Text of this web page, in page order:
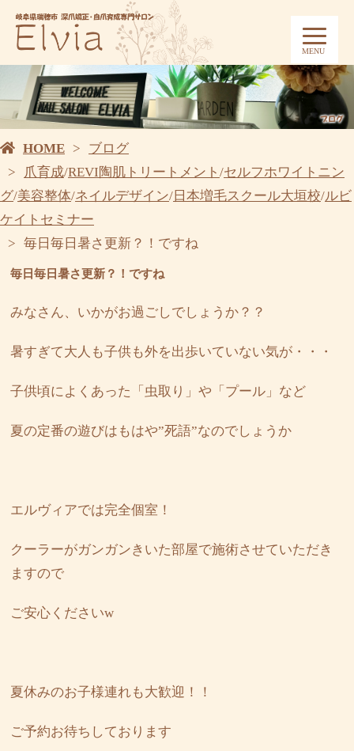
MENU
HOME
ブログ
爪育成/REVI陶肌トリートメント /セルフホワイトニン
グ/美容整体/ネイルデザイン/ 日本増毛スクール大垣校/ルビ
ケイトセミナー
毎日毎日暑さ更新？！ですね
毎日毎日暑さ更新？！ですね
みなさん、いかがお過ごしでしょうか？？
暑すぎて大人も子供も外を出歩いていない気が・・・
子供頃によくあった「虫取り」や「プール」など
夏の定番の遊びはもはや”死語”なのでしょうか
エルヴィアでは完全個室！
クーラーがガンガンきいた部屋で施術させていただき
ますので
ご安心くださいw
夏休みのお子様連れも大歓迎！！
ご予約お待ちしております